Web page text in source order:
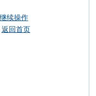
续操作
返回首页